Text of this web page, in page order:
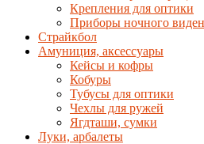
Крепления для оптики
Приборы ночного
Страйкбол
Амуниция, аксессуары
Кейсы и кофры
Кобуры
Тубусы для оптики
Чехлы для ружей
Ягдташи, сумки
Луки, арбалеты